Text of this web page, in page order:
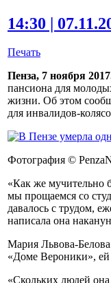
14:30 |
Печать
Пенза, 7 ноября
пансиона для
жизни. Об этом
для инвалидов-
Фотография ©
«Как же мучительно
мы прощаемся со
давалось с трудом,
написала она
Мария Львова-
«Доме Вероники», ей
«Скольких людей она